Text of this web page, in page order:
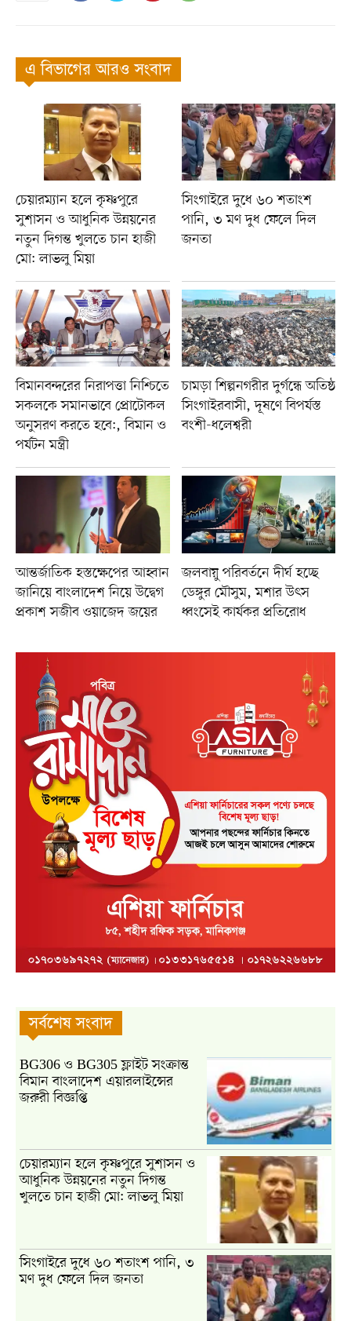
এ বিভাগের আরও সংবাদ
চেয়ারম্যান হলে কৃষ্ণপুরে
সুশাসন ও আধুনিক উন্নয়নের
নতুন দিগন্ত খুলতে চান হাজী
মো: লাভলু মিয়া
সিংগাইরে দুধে ৬০ শতাংশ
পানি, ৩ মণ দুধ ফেলে দিল
জনতা
বিমানবন্দরের নিরাপত্তা নিশ্চিতে
সকলকে সমানভাবে প্রোটোকল
অনুসরণ করতে হবে:, বিমান ও
পর্যটন মন্ত্রী
চামড়া শিল্পনগরীর দুর্গন্ধে অতিষ্ঠ
সিংগাইরবাসী, দূষণে বিপর্যস্ত
বংশী-ধলেশ্বরী
আন্তর্জাতিক হস্তক্ষেপের আহ্বান
জানিয়ে বাংলাদেশ নিয়ে উদ্বেগ
প্রকাশ সজীব ওয়াজেদ জয়ের
জলবায়ু পরিবর্তনে দীর্ঘ হচ্ছে
ডেঙ্গুর মৌসুম, মশার উৎস
ধ্বংসেই কার্যকর প্রতিরোধ
সর্বশেষ সংবাদ
BG306 ও BG305 ফ্লাইট সংক্রান্ত
বিমান বাংলাদেশ এয়ারলাইন্সের
জরুরী বিজ্ঞপ্তি
চেয়ারম্যান হলে কৃষ্ণপুরে সুশাসন ও
আধুনিক উন্নয়নের নতুন দিগন্ত
খুলতে চান হাজী মো: লাভলু মিয়া
সিংগাইরে দুধে ৬০ শতাংশ পানি, ৩
মণ দুধ ফেলে দিল জনতা